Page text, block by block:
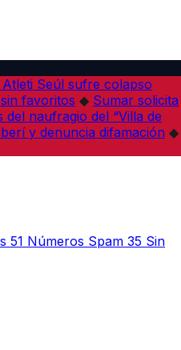
Seúl sufre colapso
favoritos ◆ Sumar solicita
del naufragio del “Villa de
y denuncia difamación ◆
51 Números Spam 35 Sin